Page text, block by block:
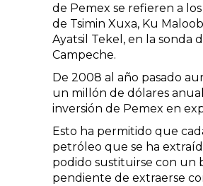
de Pemex se refieren a
de Tsimin Xuxa, Ku
Ayatsil Tekel, en la sonda
Campeche.
De 2008 al año pasado
un millón de dólares
inversión de Pemex en
Esto ha permitido que
petróleo que se ha
podido sustituirse con un
pendiente de extraerse